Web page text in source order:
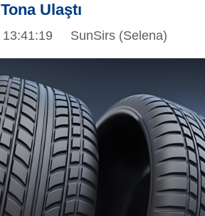
Ulaştı
13:41:19 SunSirs (Selena)